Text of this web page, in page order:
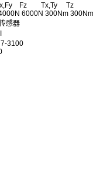
Fz Tx,Ty Tz
6000N 300Nm
感器
3100